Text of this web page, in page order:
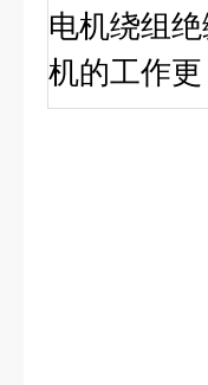
电机绕组
机的工作更